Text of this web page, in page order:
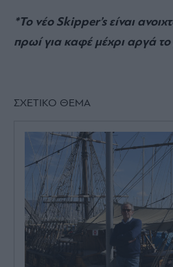
*Το νέο Skipper’s είναι
πρωί για καφέ μέχρι αργά
ΣΧΕΤΙΚΟ ΘΕΜΑ